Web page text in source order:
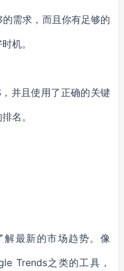
需求，而且你有足够的
机。
并且使用了正确的关键
名。
最新的市场趋势。像
Trends之类的工具，